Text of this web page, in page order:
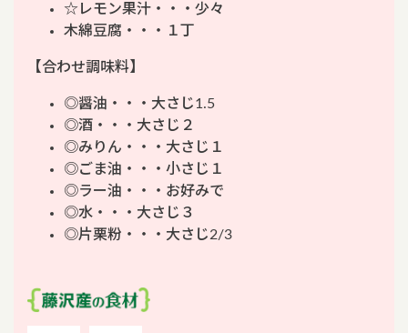
☆レモン果汁・・・少々
木綿豆腐・・・１丁
【合わせ調味料】
◎醤油・・・大さじ1.5
◎酒・・・大さじ２
◎みりん・・・大さじ１
◎ごま油・・・小さじ１
◎ラー油・・・お好みで
◎水・・・大さじ３
◎片栗粉・・・大さじ2/3